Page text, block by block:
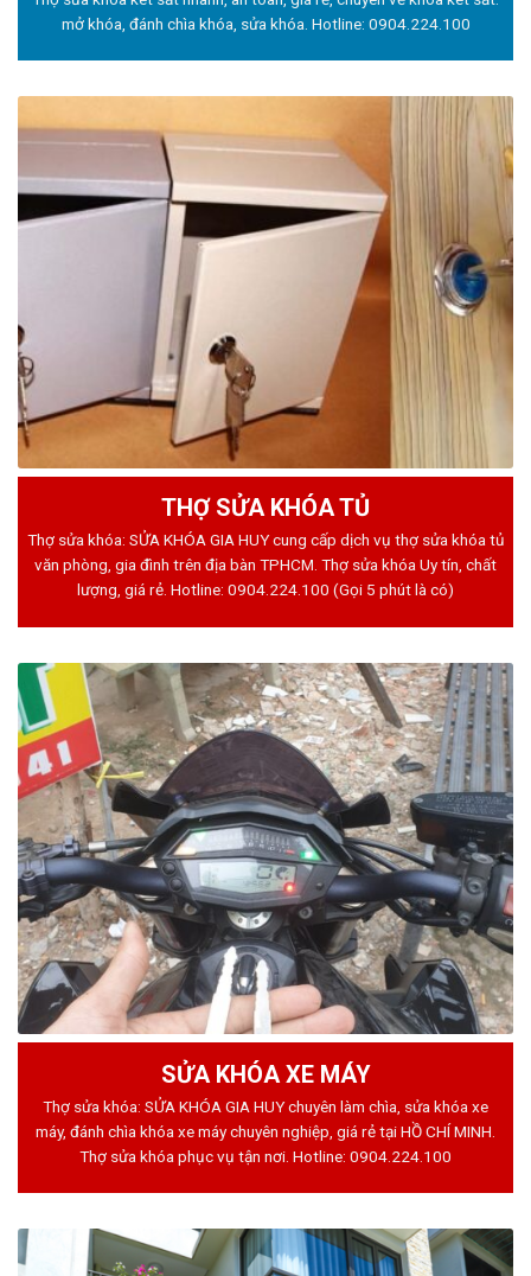
mở khóa, đánh chìa khóa, sửa khóa. Hotline: 0904.224.100
THỢ SỬA KHÓA TỦ
Thợ sửa khóa: SỬA KHÓA GIA HUY cung cấp dịch vụ thợ sửa khóa tủ
văn phòng, gia đình trên địa bàn TPHCM. Thợ sửa khóa Uy tín, chất
lượng, giá rẻ. Hotline: 0904.224.100 (Gọi 5 phút là có)
SỬA KHÓA XE MÁY
Thợ sửa khóa: SỬA KHÓA GIA HUY chuyên làm chìa, sửa khóa xe
máy, đánh chìa khóa xe máy chuyên nghiệp, giá rẻ tại HỒ CHÍ MINH.
Thợ sửa khóa phục vụ tận nơi. Hotline: 0904.224.100